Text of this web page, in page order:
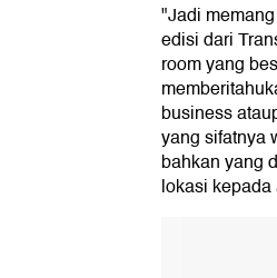
"Jadi
edisi dari
room yang
business
yang sifatnya
bahkan yang
lokasi